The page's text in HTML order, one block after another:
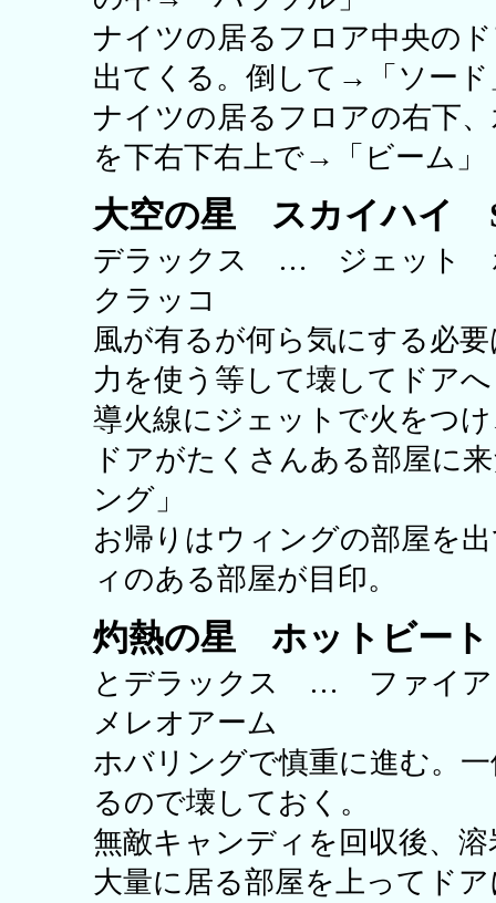
ナイツの居るフロア中央の
出てくる。倒して→「ソード
ナイツの居るフロアの右下
を下右下右上で→「ビーム」
大空の星 スカイハイ
デラックス … ジェッ
クラッコ
風が有るが何ら気にする必
力を使う等して壊してドア
導火線にジェットで火をつ
ドアがたくさんある部屋に
ング」
お帰りはウィングの部屋を
ィのある部屋が目印。
灼熱の星 ホットビー
とデラックス … ファ
メレオアーム
ホバリングで慎重に進む。
るので壊しておく。
無敵キャンディを回収後、
大量に居る部屋を上ってド